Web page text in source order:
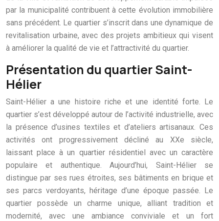
par la municipalité contribuent à cette évolution immobilière
sans précédent. Le quartier s’inscrit dans une dynamique de
revitalisation urbaine, avec des projets ambitieux qui visent
à améliorer la qualité de vie et l’attractivité du quartier.
Présentation du quartier Saint-
Hélier
Saint-Hélier a une histoire riche et une identité forte. Le
quartier s’est développé autour de l’activité industrielle, avec
la présence d’usines textiles et d’ateliers artisanaux. Ces
activités ont progressivement décliné au XXe siècle,
laissant place à un quartier résidentiel avec un caractère
populaire et authentique. Aujourd’hui, Saint-Hélier se
distingue par ses rues étroites, ses bâtiments en brique et
ses parcs verdoyants, héritage d’une époque passée. Le
quartier possède un charme unique, alliant tradition et
modernité, avec une ambiance conviviale et un fort